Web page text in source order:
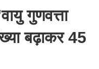
गुणवत्ता
बढ़ाकर 45